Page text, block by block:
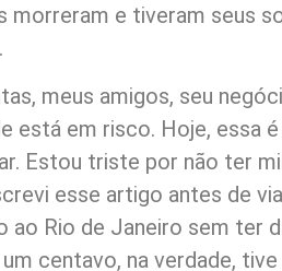
morreram e tiveram seus
meus amigos, seu
está em risco. Hoje, essa
Estou triste por não ter
esse artigo antes de
ao Rio de Janeiro sem ter
centavo, na verdade,